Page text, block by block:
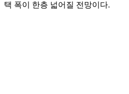
택 폭이 한층 넓어질 전망이다.